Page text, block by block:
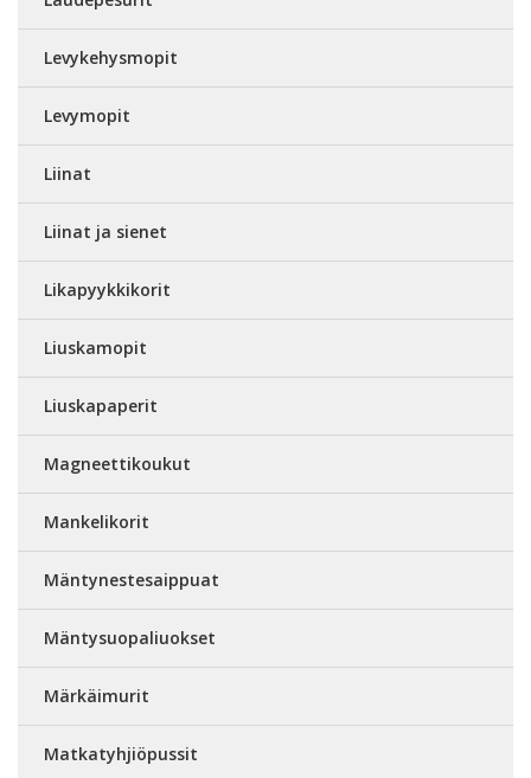
Levykehysmopit
Levymopit
Liinat
Liinat ja sienet
Likapyykkikorit
Liuskamopit
Liuskapaperit
Magneettikoukut
Mankelikorit
Mäntynestesaippuat
Mäntysuopaliuokset
Märkäimurit
Matkatyhjiöpussit